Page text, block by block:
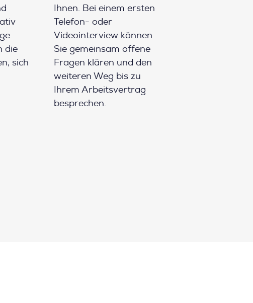
die
sich
Ihnen. Bei einem ersten
Telefon- oder
Videointerview können
Sie gemeinsam offene
Fragen klären und den
weiteren Weg bis zu
Ihrem Arbeitsvertrag
besprechen.